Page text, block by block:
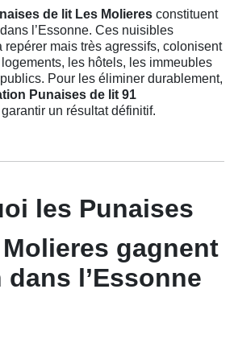
de lit Les Molieres constituent
l’Essonne. Ces nuisibles
repérer mais très agressifs, colonisent
les hôtels, les immeubles
Pour les éliminer durablement,
Punaises de lit 91
un résultat définitif.
les Punaises
gagnent
l’Essonne